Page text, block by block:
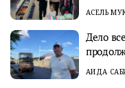
АСЕЛЬ
Дело
АИДА